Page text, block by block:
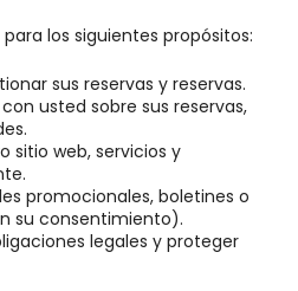
los siguientes propósitos:
sus reservas y reservas.
usted sobre sus reservas,
sitio web, servicios y
promocionales, boletines o
su consentimiento).
legales y proteger